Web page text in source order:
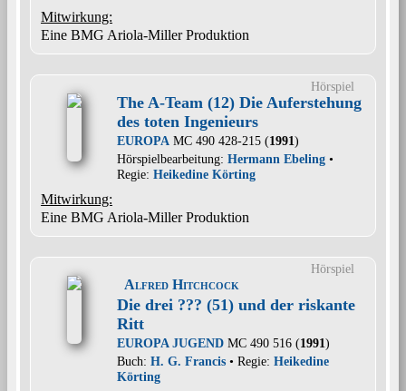
Mitwirkung:
Eine BMG Ariola-Miller Produktion
Hörspiel
The A-Team (12) Die Auferstehung
des toten Ingenieurs
EUROPA MC 490 428-215 (1991)
Hörspielbearbeitung: Hermann Ebeling •
Regie: Heikedine Körting
Mitwirkung:
Eine BMG Ariola-Miller Produktion
Hörspiel
Alfred Hitchcock
Die drei ??? (51) und der riskante
Ritt
EUROPA JUGEND MC 490 516 (1991)
Buch: H. G. Francis • Regie: Heikedine
Körting